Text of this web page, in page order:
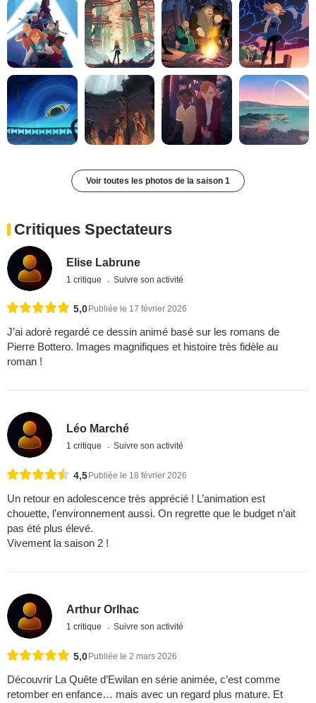
Voir toutes les photos de la saison 1
Critiques Spectateurs
Elise Labrune
1 critique Suivre son activité
5,0 Publiée le 17 février 2026
J’ai adoré regardé ce dessin animé basé sur les romans de
Pierre Bottero. Images magnifiques et histoire très fidèle au
roman !
Léo Marché
1 critique Suivre son activité
4,5Publiée le 18 février 2026
Un retour en adolescence très apprécié ! L’animation est
chouette, l’environnement aussi. On regrette que le budget n’ait
pas été plus élevé.
Vivement la saison 2 !
Arthur Orlhac
1 critique Suivre son activité
5,0Publiée le 2 mars 2026
Découvrir La Quête d’Ewilan en série animée, c’est comme
retomber en enfance… mais avec un regard plus mature. Et